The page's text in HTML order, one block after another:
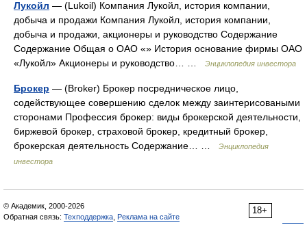
Лукойл — (Lukoil) Компания Лукойл, история компании,
добыча и продажи Компания Лукойл, история компании,
добыча и продажи, акционеры и руководство Содержание
Содержание Общая о ОАО «» История основание фирмы ОАО
«Лукойл» Акционеры и руководство… …
Энциклопедия инвестора
Брокер — (Broker) Брокер посредническое лицо,
содействующее совершению сделок между заинтерисоваными
сторонами Профессия брокер: виды брокерской деятельности,
биржевой брокер, страховой брокер, кредитный брокер,
брокерская деятельность Содержание… …
Энциклопедия
инвестора
18+
© Академик, 2000-2026
Обратная связь: Техподдержка Реклама на сайте